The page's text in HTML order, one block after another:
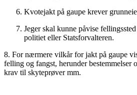
Kvotejakt på gaupe krever
Jeger skal kunne påvise
politiet eller Statsforvalteren.
8. For nærmere vilkår for jakt på gaupe
felling og fangst, herunder bestemmelser
krav til skyteprøver mm.